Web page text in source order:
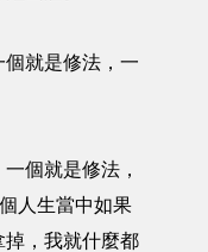
個就是修法，一
個就是修法，
人生當中如果
，我就什麼都